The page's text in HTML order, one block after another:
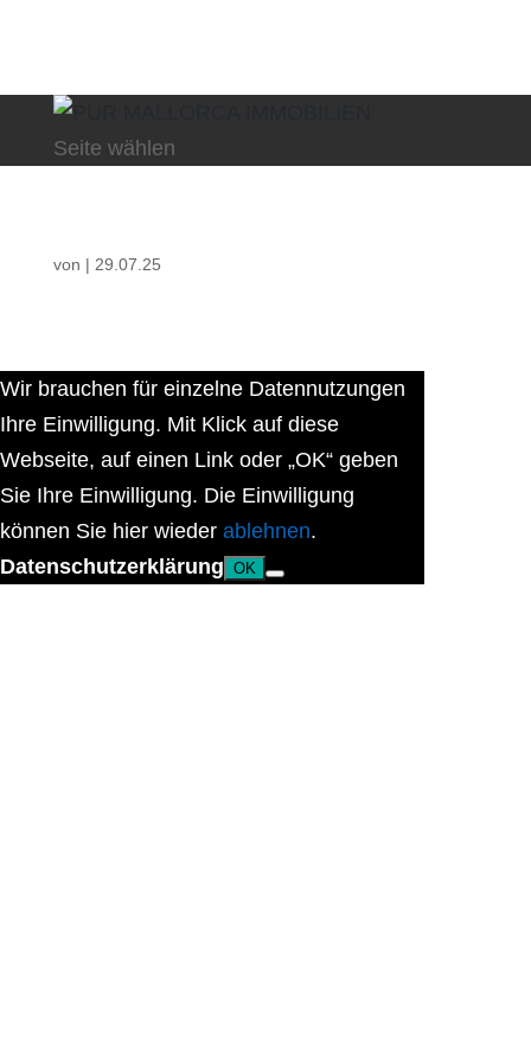
Seite wählen
von | 29.07.25
Wir brauchen für einzelne Datennutzungen
Ihre Einwilligung. Mit Klick auf diese
Webseite, auf einen Link oder „OK“ geben
Sie Ihre Einwilligung. Die Einwilligung
können Sie hier wieder ablehnen.
Datenschutzerklärung OK